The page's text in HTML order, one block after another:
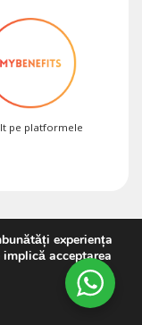
pe platformele
SRL experiența
acceptarea